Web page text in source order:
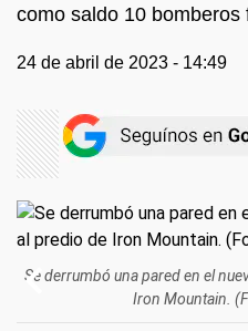
como saldo 10 bomberos
24 de abril de 2023 - 14:49
Se derrumbó una pared en el
Iron Mountain.